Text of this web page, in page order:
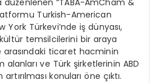
düzenlenen “TABA-AmCham &
Turkish-American
York Türkevi’nde iş dünyası,
temsilcilerini bir araya
arasındaki ticaret hacminin
alanları ve Türk şirketlerinin ABD
konuları öne çıktı.